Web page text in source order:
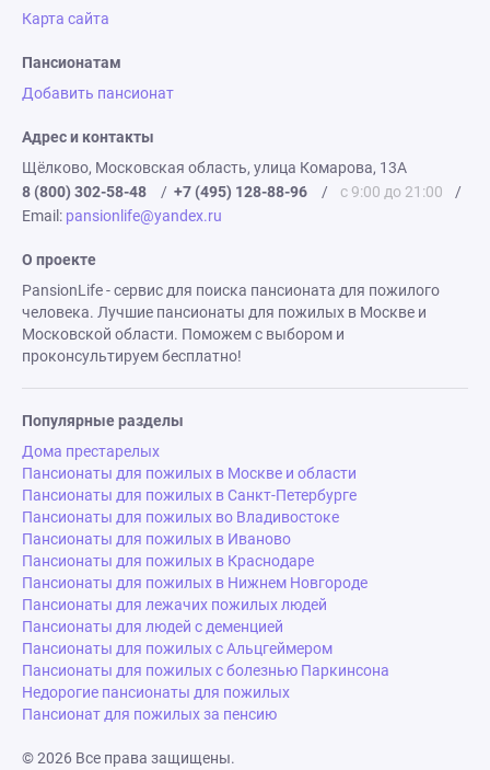
Карта сайта
Пансионатам
Добавить пансионат
Адрес и контакты
Щёлково, Московская область, улица Комарова, 13А
8 (800) 302-58-48
/ +7 (495) 128-88-96 / с 9:00 до 21:00
/
Email: pansionlife@yandex.ru
О проекте
PansionLife - сервис для поиска пансионата для пожилого
человека. Лучшие пансионаты для пожилых в Москве и
Московской области. Поможем с выбором и
проконсультируем бесплатно!
Популярные разделы
Дома престарелых
Пансионаты для пожилых в Москве и области
Пансионаты для пожилых в Санкт-Петербурге
Пансионаты для пожилых во Владивостоке
Пансионаты для пожилых в Иваново
Пансионаты для пожилых в Краснодаре
Пансионаты для пожилых в Нижнем Новгороде
Пансионаты для лежачих пожилых людей
Пансионаты для людей с деменцией
Пансионаты для пожилых с Альцгеймером
Пансионаты для пожилых с болезнью Паркинсона
Недорогие пансионаты для пожилых
Пансионат для пожилых за пенсию
© 2026 Все права защищены.